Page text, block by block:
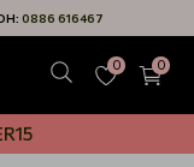
0886 616467
0 0